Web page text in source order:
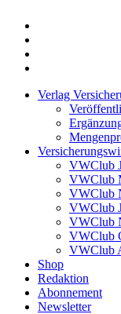
Verlag
VWClub
VWClub
VWClub
VWClub
VWClub
VWClub
VWClub
Shop
Redaktion
Abonnement
Newsletter